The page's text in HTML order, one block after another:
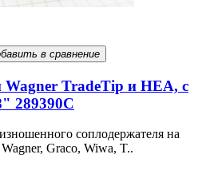
в сравнение
Wagner TradeTip и HEA, с
289390С
соплодержателя на
Graco, Wiwa, T..